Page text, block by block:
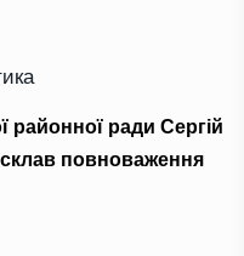
районної ради Сергій
повноваження